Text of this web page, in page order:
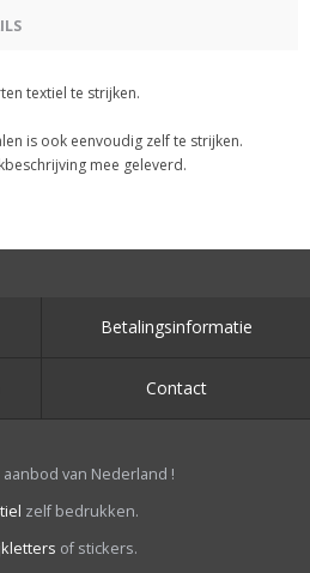
textiel te strijken.
is ook eenvoudig zelf te strijken.
mee geleverd.
Betalingsinformatie
Contact
aanbod van Nederland !
zelf bedrukken.
of stickers.